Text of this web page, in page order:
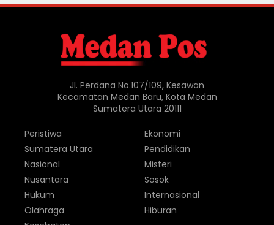
Jl. Perdana No.107/109, Kesawan
Kecamatan Medan Baru, Kota Medan
Sumatera Utara 20111
Peristiwa
Sumatera Utara
Nasional
Nusantara
Hukum
Olahraga
Ekonomi
Pendidikan
Misteri
Sosok
Internasional
Hiburan